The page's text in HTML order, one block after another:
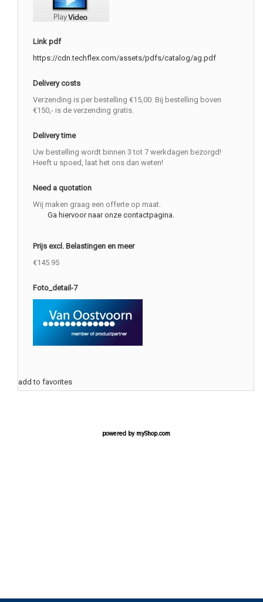
Link pdf
https://cdn.techflex.com/assets/pdfs/catalog/ag.pdf
Delivery costs
Verzending is per bestelling €15,00. Bij bestelling boven
€150,- is de verzending gratis.
Delivery time
Uw bestelling wordt binnen 3 tot 7 werkdagen bezorgd!
Heeft u spoed, laat het ons dan weten!
Need a quotation
Wij maken graag een offerte op maat.
Ga hiervoor naar onze contactpagina.
Prijs excl. Belastingen en meer
€145.95
Foto_detail-7
add to favorites
powered by myShop.com